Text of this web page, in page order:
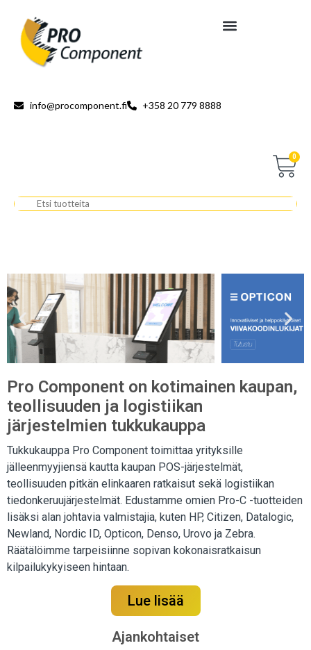
info@procomponent.fi +358 20 779 8888
0
Pro Component on kotimainen kaupan,
teollisuuden ja logistiikan
järjestelmien tukkukauppa
Tukkukauppa Pro Component toimittaa yrityksille
jälleenmyyjiensä kautta kaupan POS-järjestelmät,
teollisuuden pitkän elinkaaren ratkaisut sekä logistiikan
tiedonkeruujärjestelmät. Edustamme omien Pro-C -tuotteiden
lisäksi alan johtavia valmistajia, kuten HP, Citizen, Datalogic,
Newland, Nordic ID, Opticon, Denso, Urovo ja Zebra.
Räätälöimme tarpeisiinne sopivan kokonaisratkaisun
kilpailukykyiseen hintaan.
Lue lisää
Ajankohtaiset